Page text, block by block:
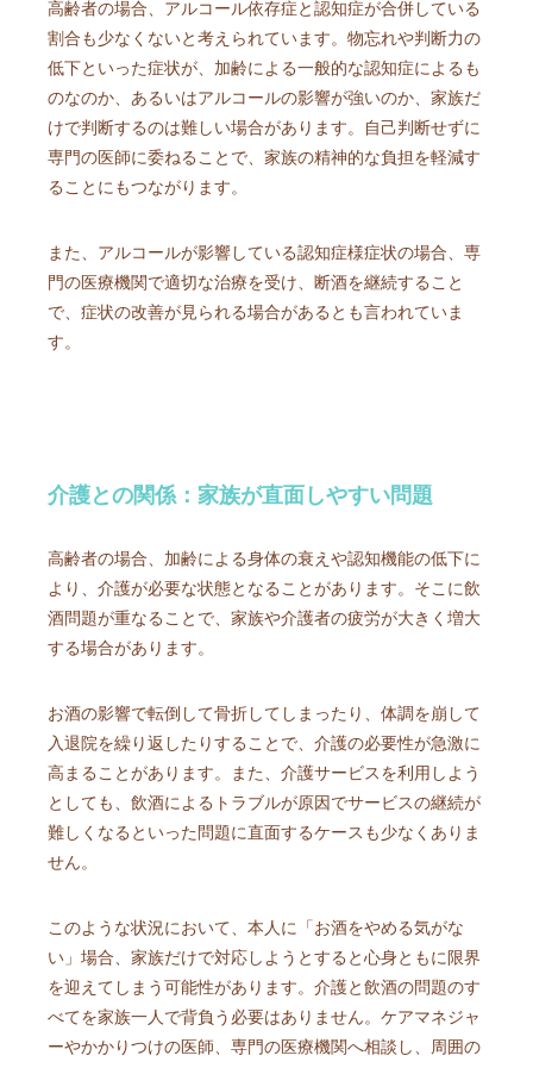
高齢者の場合、アルコール依存症と認知症が合併している
割合も少なくないと考えられています。物忘れや判断力の
低下といった症状が、加齢による一般的な認知症によるも
のなのか、あるいはアルコールの影響が強いのか、家族だ
けで判断するのは難しい場合があります。自己判断せずに
専門の医師に委ねることで、家族の精神的な負担を軽減す
ることにもつながります。
また、アルコールが影響している認知症様症状の場合、専
門の医療機関で適切な治療を受け、断酒を継続すること
で、症状の改善が見られる場合があるとも言われていま
す。
介護との関係：家族が直面しやすい問題
高齢者の場合、加齢による身体の衰えや認知機能の低下に
より、介護が必要な状態となることがあります。そこに飲
酒問題が重なることで、家族や介護者の疲労が大きく増大
する場合があります。
お酒の影響で転倒して骨折してしまったり、体調を崩して
入退院を繰り返したりすることで、介護の必要性が急激に
高まることがあります。また、介護サービスを利用しよう
としても、飲酒によるトラブルが原因でサービスの継続が
難しくなるといった問題に直面するケースも少なくありま
せん。
このような状況において、本人に「お酒をやめる気がな
い」場合、家族だけで対応しようとすると心身ともに限界
を迎えてしまう可能性があります。介護と飲酒の問題のす
べてを家族一人で背負う必要はありません。ケアマネジャ
ーやかかりつけの医師、専門の医療機関へ相談し、周囲の